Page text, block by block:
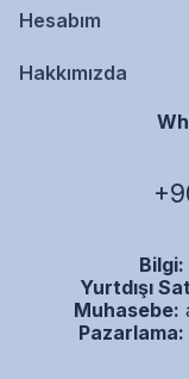
Hesabım
Hakkımızda
Bilgi:
Yurtdışı
Muhasebe:
Pazarlama: